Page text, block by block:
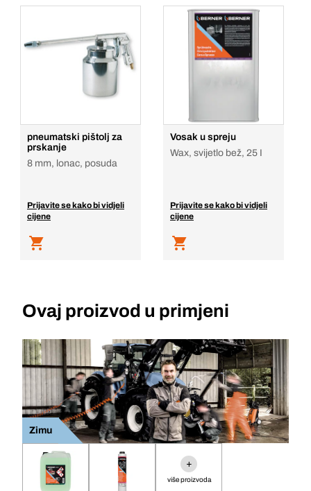
pneumatski pištolj za
prskanje
8 mm, lonac, posuda
Prijavite se kako bi vidjeli
cijene
Vosak u spreju
Wax, svijetlo bež, 25 I
Prijavite se kako bi vidjeli
cijene
Ovaj proizvod u primjeni
Zimu
+
više proizvoda